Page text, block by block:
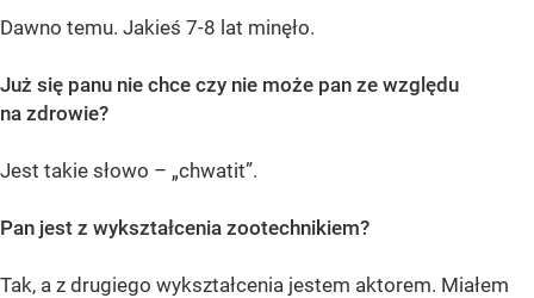
Dawno temu. Jakieś 7-8 lat minęło.
Już się panu nie chce czy nie może pan ze względu
na zdrowie?
Jest takie słowo – „chwatit”.
Pan jest z wykształcenia zootechnikiem?
Tak, a z drugiego wykształcenia jestem aktorem. Miałem